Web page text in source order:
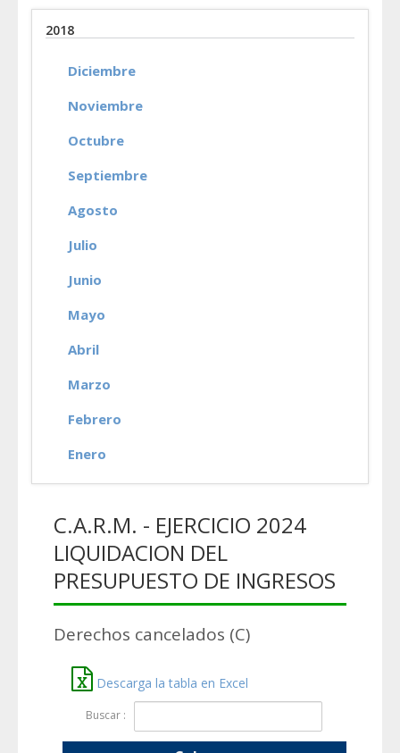
2018
Diciembre
Noviembre
Octubre
Septiembre
Agosto
Julio
Junio
Mayo
Abril
Marzo
Febrero
Enero
C.A.R.M. - EJERCICIO 2024
LIQUIDACION DEL
PRESUPUESTO DE INGRESOS
Derechos cancelados (C)
Descarga la tabla en Excel
Buscar :